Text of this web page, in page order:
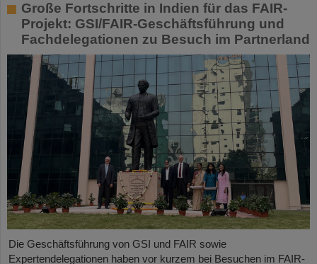
Große Fortschritte in Indien für das FAIR-
Projekt: GSI/FAIR-Geschäftsführung und
Fachdelegationen zu Besuch im Partnerland
Die Geschäftsführung von GSI und FAIR sowie
Expertendelegationen haben vor kurzem bei Besuchen im FAIR-